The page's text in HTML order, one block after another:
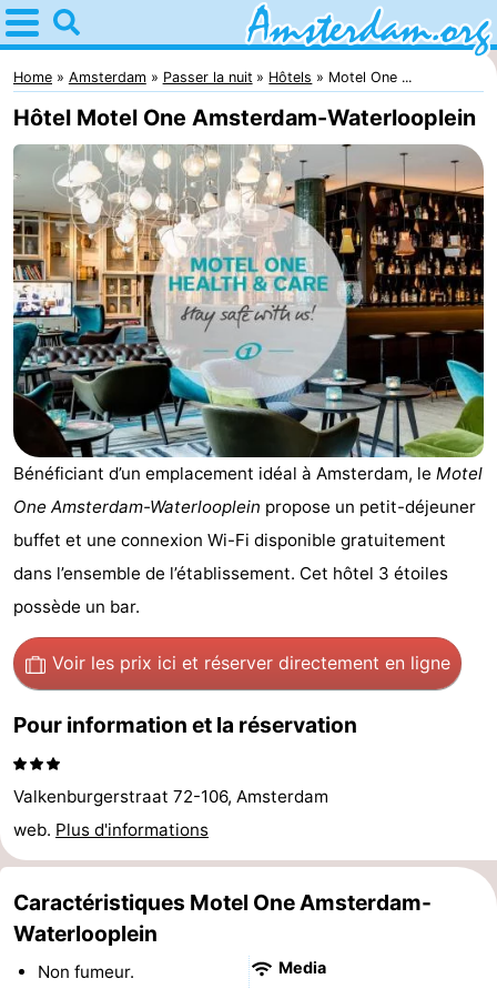
Home
Amsterdam
Itinéraires
Avec
les
enfants
Jeunes
adultes
Gratuitement
Passer
la
Appartements
Campings
Chambre
-
Amsterdamse
Bos
Spaarnwoude
Hôtels
Last
minutes
Musées
Attractions
Choses
à
faire
Lieux
d'intérêt
-
Home Amsterdam Passer la nuit Hôtels Motel One ...
Hôtel Motel One Amsterdam-Waterlooplein
Bénéficiant d’un emplacement idéal à Amsterdam, le Motel
One Amsterdam-Waterlooplein propose un petit-déjeuner
buffet et une connexion Wi-Fi disponible gratuitement
dans l’ensemble de l’établissement. Cet hôtel 3 étoiles
possède un bar.
Voir les prix ici et réserver directement en ligne
Pour information et la réservation
Valkenburgerstraat 72-106, Amsterdam
web. Plus d'informations
Caractéristiques Motel One Amsterdam-
Waterlooplein
Non fumeur. Media